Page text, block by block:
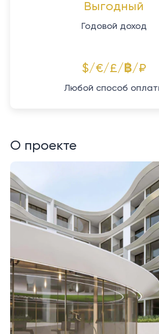
Выгодный
Годовой доход
$/€/£/฿/₽
Любой способ
О проекте